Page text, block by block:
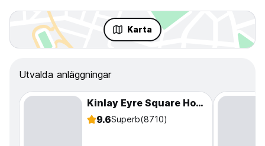
Karta
Utvalda anläggningar
Kinlay Eyre Square Hostel
9.6Superb(8710)